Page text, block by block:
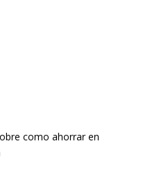
como ahorrar en